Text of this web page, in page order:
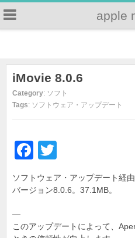
apple
iMovie 8.0.6
Category: ソフト
Tags: ソフトウェア・アップデート
F
a
c
b
tt
ソフトウェア・アップデート経由
バージョン8.0.6。37.1MB。
—
このアップデートによって、